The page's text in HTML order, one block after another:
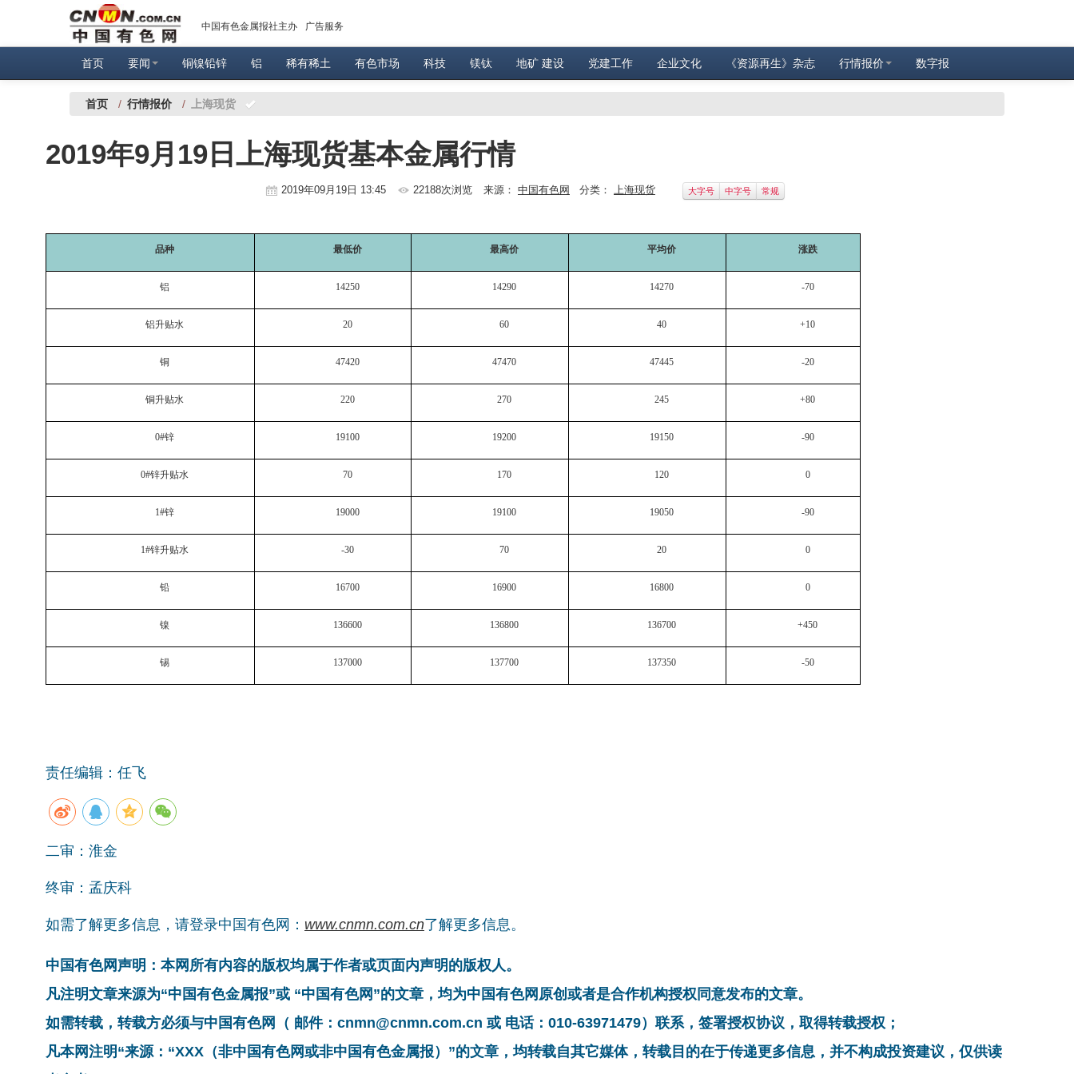
中国有色金属报社主办 广告服务
首页 要闻 铜镍铅锌 铝 稀有稀土 有色市场 科技 镁钛 地矿 建设 党建工作 企业文化 《资源再生》杂志 行情报价 数字报
首页 / 行情报价 / 上海现货
2019年9月19日上海现货基本金属行情
2019年09月19日 13:45 22188次浏览 来源： 中国有色网 分类： 上海现货 大字号 中字号 常规
品种 最低价 最高价 平均价 涨跌
铝 14250 14290 14270 -70
铝升贴水 20 60 40 +10
铜 47420 47470 47445 -20
铜升贴水 220 270 245 +80
0#锌 19100 19200 19150 -90
0#锌升贴水 70 170 120 0
1#锌 19000 19100 19050 -90
1#锌升贴水 -30 70 20 0
铅 16700 16900 16800 0
镍 136600 136800 136700 +450
锡 137000 137700 137350 -50
责任编辑：任飞
二审：淮金
终审：孟庆科
如需了解更多信息，请登录中国有色网： www.cnmn.com.cn了解更多信息。
中国有色网声明：本网所有内容的版权均属于作者或页面内声明的版权人。
凡注明文章来源为“中国有色金属报”或 “中国有色网”的文章，均为中国有色网原创或者是合作机构授权同意发布的文章。
如需转载，转载方必须与中国有色网（ 邮件：cnmn@cnmn.com.cn 或 电话：010-63971479）联系，签署授权协议，取得转载授权；
凡本网注明“来源：“XXX（非中国有色网或非中国有色金属报）”的文章，均转载自其它媒体，转载目的在于传递更多信息，并不构成投资建议，仅供读